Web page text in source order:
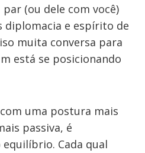
(ou dele com você)
diplomacia e espírito de
muita conversa para
está se posicionando
uma postura mais
passiva, é
Cada qual